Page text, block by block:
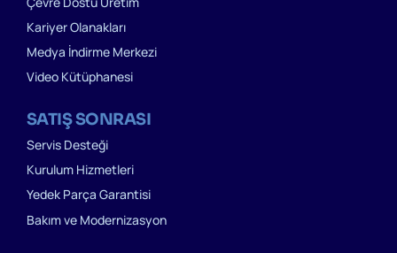
Kariyer Olanakları
Medya İndirme Merkezi
Video Kütüphanesi
SATIŞ SONRASI
Servis Desteği
Kurulum Hizmetleri
Yedek Parça Garantisi
Bakım ve Modernizasyon